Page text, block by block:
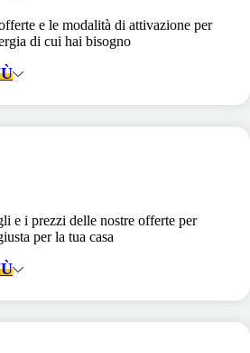
e le modalità di attivazione per
di cui hai bisogno
e i prezzi delle nostre offerte per
per la tua casa